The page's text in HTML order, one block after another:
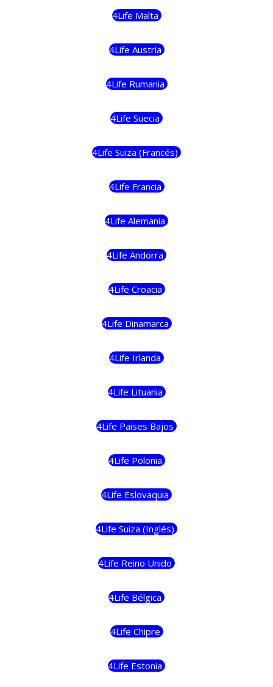
4Life Malta
4Life Austria
4Life Rumania
4Life Suecia
4Life Suiza (Francés)
4Life Francia
4Life Alemania
4Life Andorra
4Life Croacia
4Life Dinamarca
4Life Irlanda
4Life Lituania
4Life Paises Bajos
4Life Polonia
4Life Eslovaquia
4Life Suiza (Inglés)
4Life Reino Unido
4Life Bélgica
4Life Chipre
4Life Estonia